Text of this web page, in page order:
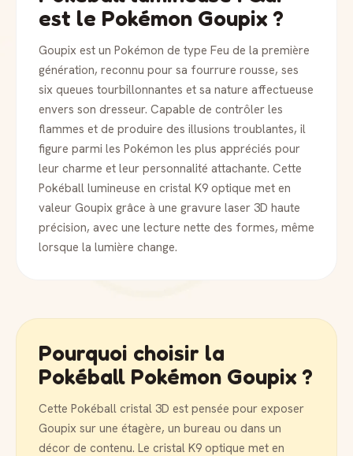
est le Pokémon Goupix ?
Goupix est un Pokémon de type Feu de la première
génération, reconnu pour sa fourrure rousse, ses
six queues tourbillonnantes et sa nature affectueuse
envers son dresseur. Capable de contrôler les
flammes et de produire des illusions troublantes, il
figure parmi les Pokémon les plus appréciés pour
leur charme et leur personnalité attachante. Cette
Pokéball lumineuse en cristal K9 optique met en
valeur Goupix grâce à une gravure laser 3D haute
précision, avec une lecture nette des formes, même
lorsque la lumière change.
Pourquoi choisir la
Pokéball Pokémon Goupix ?
Cette Pokéball cristal 3D est pensée pour exposer
Goupix sur une étagère, un bureau ou dans un
décor de contenu. Le cristal K9 optique met en